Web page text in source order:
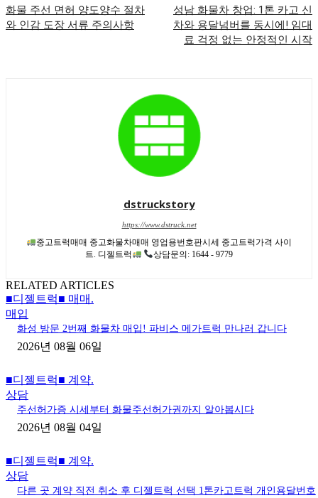
화물 주선 면허 양도양수 절차
와 인감 도장 서류 주의사항
성남 화물차 창업: 1톤 카고 신
차와 용달넘버를 동시에! 임대
료 걱정 없는 안정적인 시작
dstruckstory
https://www.dstruck.net
중고트럭매매 중고화물차매매 영업용번호판시세 중고트럭가격 사이
트. 디젤트럭
상담문의: 1644 - 9779
RELATED ARTICLES
■디젤트럭■ 매매.
매입
화성 방문 2번째 화물차 매입! 파비스 메가트럭 만나러 갑니다
2026년 08월 06일
■디젤트럭■ 계약.
상담
주선허가증 시세부터 화물주선허가권까지 알아봅시다
2026년 08월 04일
■디젤트럭■ 계약.
상담
다른 곳 계약 직전 취소 후 디젤트럭 선택 1톤카고트럭 개인용달번호